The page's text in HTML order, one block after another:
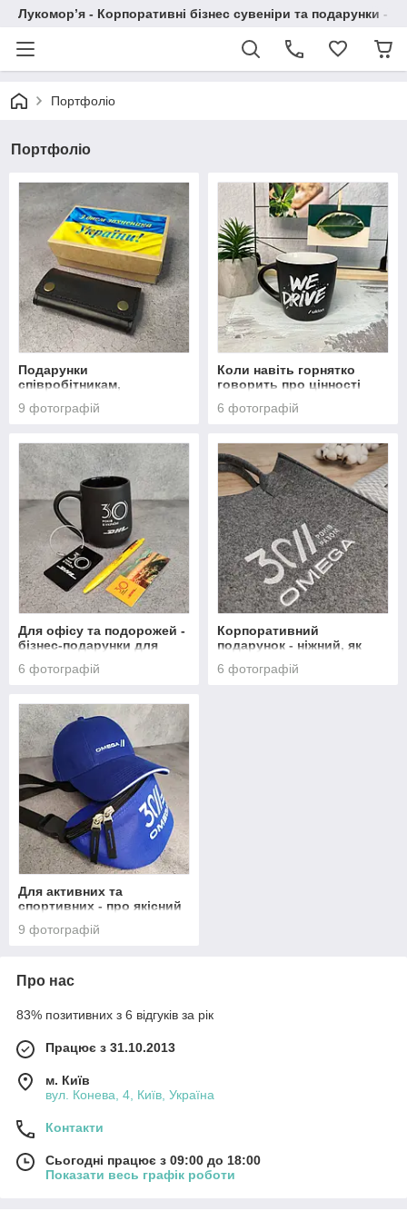
Лукомор’я - Корпоративні бізнес сувеніри та подарунки -
Портфоліо
Портфоліо
Подарунки
співробітникам,
свят
9 фотографій
Коли навіть горнятко
говорить про цінності
6 фотографій
Для офісу та подорожей -
бізнес-подарунки для
6 фотографій
Корпоративний
подарунок - ніжний, як
6 фотографій
Для активних та
спортивних - про якісний
9 фотографій
Про нас
83% позитивних з 6 відгуків за рік
Працює з 31.10.2013
м. Київ
вул. Конева, 4, Київ, Україна
Контакти
Сьогодні працює з 09:00 до 18:00
Показати весь графік роботи